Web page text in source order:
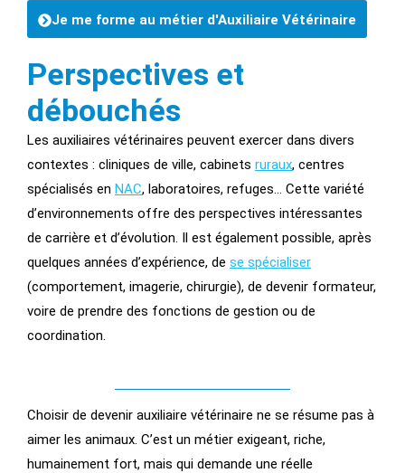
Je me forme au métier d'Auxiliaire Vétérinaire
Perspectives et
débouchés
Les auxiliaires vétérinaires peuvent exercer dans divers
contextes : cliniques de ville, cabinets ruraux, centres
spécialisés en NAC, laboratoires, refuges… Cette variété
d’environnements offre des perspectives intéressantes
de carrière et d’évolution. Il est également possible, après
quelques années d’expérience, de se spécialiser
(comportement, imagerie, chirurgie), de devenir formateur,
voire de prendre des fonctions de gestion ou de
coordination.
Choisir de devenir auxiliaire vétérinaire ne se résume pas à
aimer les animaux. C’est un métier exigeant, riche,
humainement fort, mais qui demande une réelle